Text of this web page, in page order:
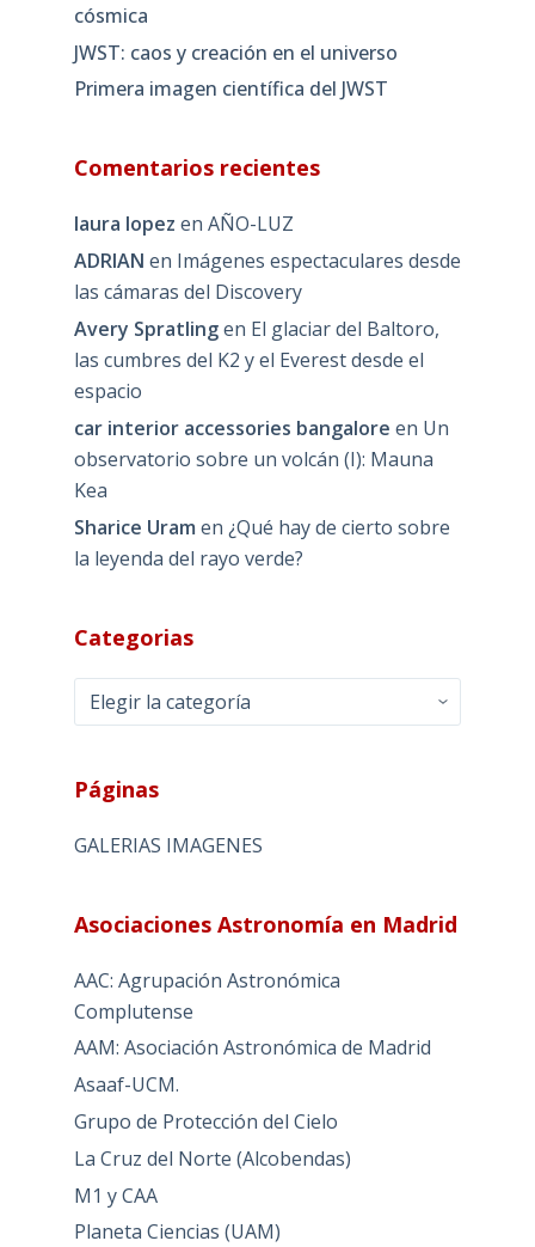
cósmica
JWST: caos y creación en el universo
Primera imagen científica del JWST
Comentarios recientes
laura lopez en AÑO-LUZ
ADRIAN en Imágenes espectaculares desde
las cámaras del Discovery
Avery Spratlingen El glaciar del Baltoro,
las cumbres del K2 y el Everest desde el
espacio
car interior accessories bangalore en Un
observatorio sobre un volcán (I): Mauna
Kea
Sharice Uram en ¿Qué hay de cierto sobre
la leyenda del rayo verde?
Categorias
Categorias
Páginas
GALERIAS IMAGENES
Asociaciones Astronomía en Madrid
AAC: Agrupación Astronómica
Complutense
AAM: Asociación Astronómica de Madrid
Asaaf-UCM.
Grupo de Protección del Cielo
La Cruz del Norte (Alcobendas)
M1 y CAA
Planeta Ciencias (UAM)